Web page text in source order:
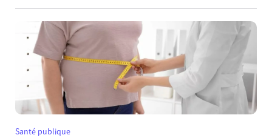
Santé publique